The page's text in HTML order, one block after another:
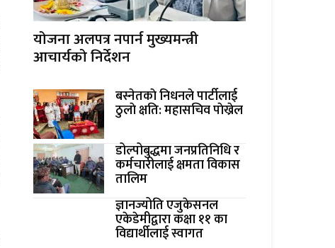
योजना अलपत्र नपार्न मुख्यमन्त्री
आचार्यको निर्देशन
बस्नेतकाे निधनले पार्टीलाई
ठुलाे क्षति: महासचिव पाेख्रेल
डोल्पोबुद्धमा जनप्रतिनिधि र
कर्मचारीलाई क्षमता विकास
तालिम
ज्ञानज्योति एजुकेसनल
एकेडेमीद्वारा कक्षा ११ का
विद्यार्थीलाई स्वागत